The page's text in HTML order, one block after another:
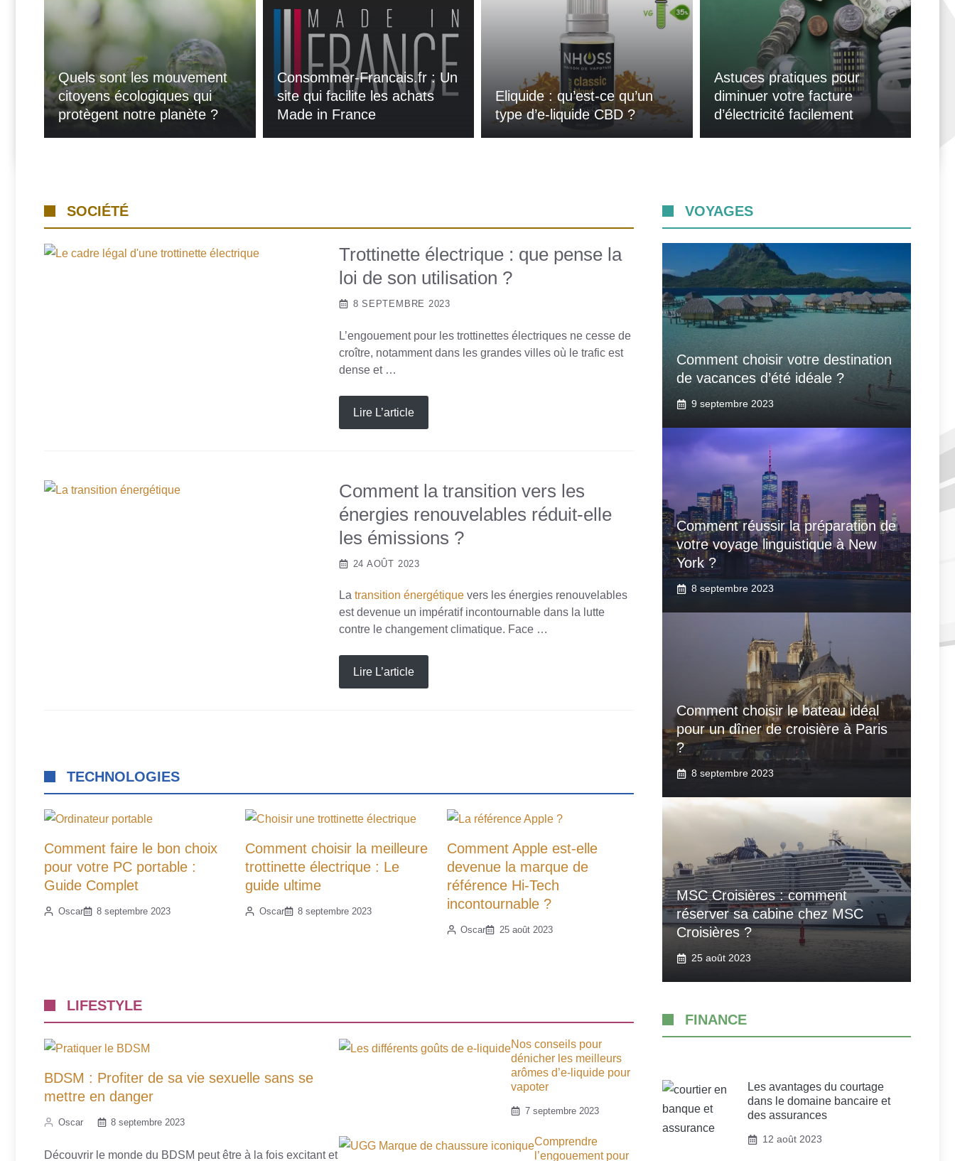
Quels sont les mouvement
citoyens écologiques qui
protègent notre planète ?
Consommer-Francais.fr : Un
site qui facilite les achats
Made in France
Eliquide : qu’est-ce qu’un
type d’e-liquide CBD ?
Astuces pratiques pour
diminuer votre facture
d’électricité facilement
SOCIÉTÉ
Trottinette électrique : que pense la
loi de son utilisation ?
8 SEPTEMBRE 2023
L’engouement pour les trottinettes électriques ne cesse de
croître, notamment dans les grandes villes où le trafic est
dense et …
Lire L’article
Comment la transition vers les
énergies renouvelables réduit-elle
les émissions ?
24 AOÛT 2023
La transition énergétique vers les énergies renouvelables
est devenue un impératif incontournable dans la lutte
contre le changement climatique. Face …
Lire L’article
TECHNOLOGIES
Comment faire le bon choix
pour votre PC portable :
Guide Complet
Oscar 8 septembre 2023
Comment choisir la meilleure
trottinette électrique : Le
guide ultime
Oscar 8 septembre 2023
Comment Apple est-elle
devenue la marque de
référence Hi-Tech
incontournable ?
Oscar 25 août 2023
LIFESTYLE
BDSM : Profiter de sa vie sexuelle sans se
mettre en danger
Oscar 8 septembre 2023
Découvrir le monde du BDSM peut être à la fois excitant et
Nos conseils pour
dénicher les meilleurs
arômes d’e-liquide pour
vapoter
7 septembre 2023
Comprendre
l’engouement pour
VOYAGES
Comment choisir votre destination
de vacances d’été idéale ?
9 septembre 2023
Comment réussir la préparation de
votre voyage linguistique à New
York ?
8 septembre 2023
Comment choisir le bateau idéal
pour un dîner de croisière à Paris
?
8 septembre 2023
MSC Croisières : comment
réserver sa cabine chez MSC
Croisières ?
25 août 2023
FINANCE
Les avantages du courtage
dans le domaine bancaire et
des assurances
12 août 2023